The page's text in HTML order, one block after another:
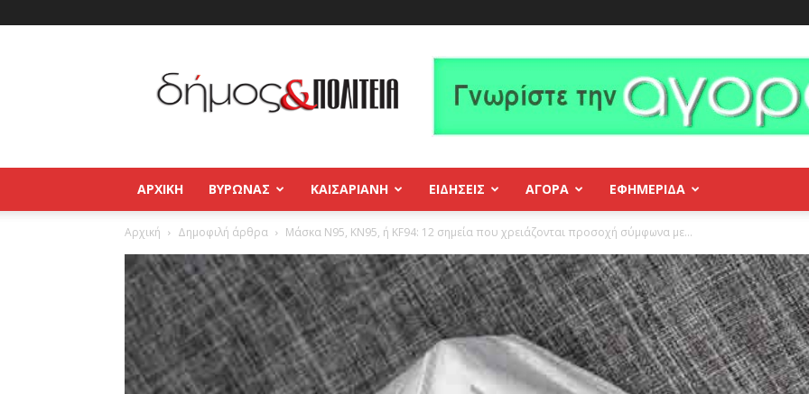
και
Πολιτεία
Βύρωνας
–
Παγκράτι
ΑΡΧΙΚΉ ΒΥΡΩΝΑΣ ΚΑΙΣΑΡΙΑΝΗ ΕΙΔΗΣΕΙΣ ΑΓΟΡΑ ΕΦΗΜΕΡΊΔΑ
Αρχική Δημοφιλή άρθρα Μάσκα N95, KN95, ή KF94: 12 σημεία που χρειάζονται προσοχή σύμφωνα με...